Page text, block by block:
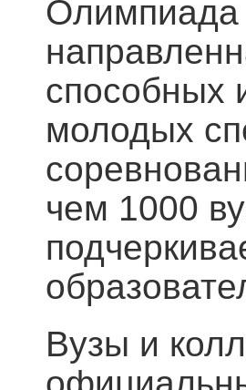
Олимпиада
способных
молодых
чем 1000
Вузы и